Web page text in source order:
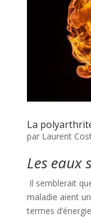
La
par Laurent
Les eaux
Il semblerait
maladie aient
termes